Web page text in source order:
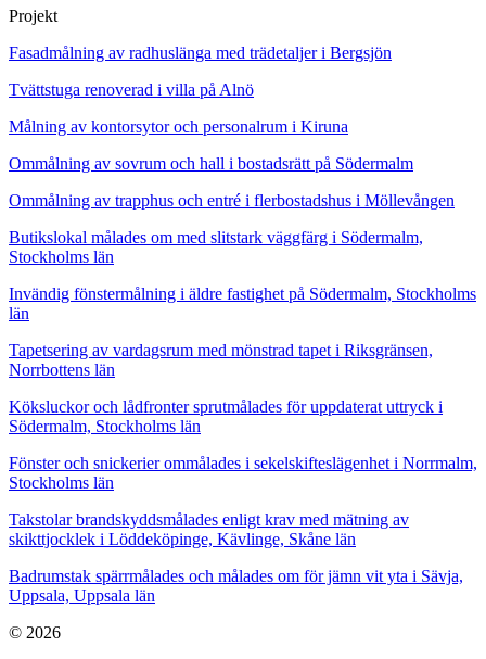
Projekt
Fasadmålning av radhuslänga med trädetaljer i Bergsjön
Tvättstuga renoverad i villa på Alnö
Målning av kontorsytor och personalrum i Kiruna
Ommålning av sovrum och hall i bostadsrätt på Södermalm
Ommålning av trapphus och entré i flerbostadshus i Möllevången
Butikslokal målades om med slitstark väggfärg i Södermalm,
Stockholms län
Invändig fönstermålning i äldre fastighet på Södermalm, Stockholms
län
Tapetsering av vardagsrum med mönstrad tapet i Riksgränsen,
Norrbottens län
Köksluckor och lådfronter sprutmålades för uppdaterat uttryck i
Södermalm, Stockholms län
Fönster och snickerier ommålades i sekelskifteslägenhet i Norrmalm,
Stockholms län
Takstolar brandskyddsmålades enligt krav med mätning av
skikttjocklek i Löddeköpinge, Kävlinge, Skåne län
Badrumstak spärrmålades och målades om för jämn vit yta i Sävja,
Uppsala, Uppsala län
© 2026